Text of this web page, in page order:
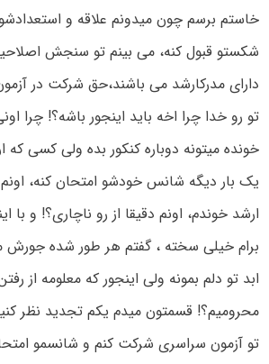
خاستم برسم چون میدونم علاقه و استعدادشو
شکستو قبول کنه، می بینم تو سنجش
دارای مدرکارشد می باشند،حق شرکت در
تو رو خدا چرا اخه باید اینجور باشه؟! چرا
خونده میتونه دوباره کنکور بده ولی کسی که
یک بار دیگه شانس خودشو امتحان کنه،
ارشد خوندم، اونم دقیقا از رو ناچاری؟! و با
برام خیلی سخته ، گفتم هر طور شده جورش
ابد تو دلم بمونه ولی اینجور که معلومه از
محرومیم؟! قسمتون میدم یکم تجدید نظر
تو آزمون سراسری شرکت کنم و شانسمو